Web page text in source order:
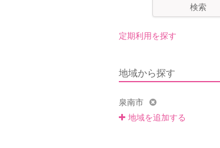
検索
定期利用を探す
地域から探す
泉南市
地域を追加する